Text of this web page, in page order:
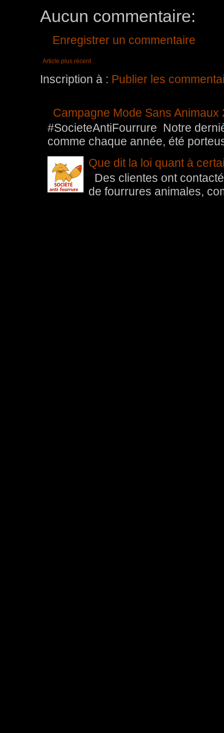
Aucun commentaire:
Enregistrer un commentaire
Article plus récent
Inscription à : Publier les
Campagne Mode Sans Animaux
#SocieteAntiFourrure Notre
comme chaque année, été
Que dit la loi quant à
Des clientes ont
de fourrures animales,